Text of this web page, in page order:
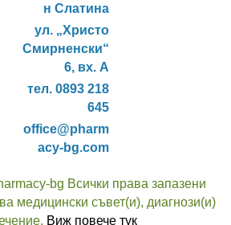
н Слатина
ул. „Христо
Смирненски“
6, вх. А
тел. 0893 218
645
office@pharm
acy-bg.com
bg Всички права запазени
медицински съвет(и), диагнози(и)
Виж повече тук